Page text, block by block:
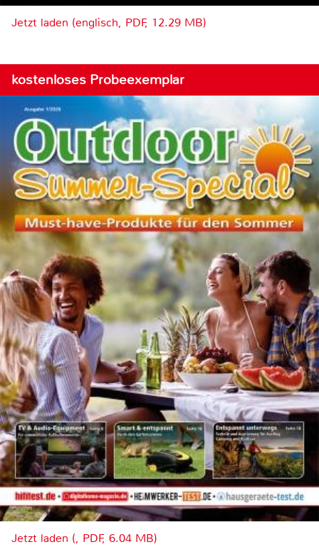
Jetzt laden (englisch, PDF, 12.29 MB)
kostenloses Probeexemplar
Jetzt laden (, PDF, 6.04 MB)